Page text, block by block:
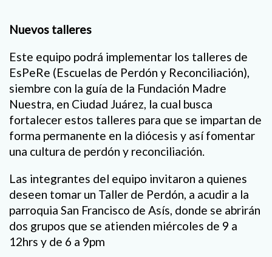
Nuevos talleres
Este equipo podrá implementar los talleres de
EsPeRe (Escuelas de Perdón y Reconciliación),
siembre con la guía de la Fundación Madre
Nuestra, en Ciudad Juárez, la cual busca
fortalecer estos talleres para que se impartan de
forma permanente en la diócesis y así fomentar
una cultura de perdón y reconciliación.
Las integrantes del equipo invitaron a quienes
deseen tomar un Taller de Perdón, a acudir a la
parroquia San Francisco de Asís, donde se abrirán
dos grupos que se atienden miércoles de 9 a
12hrs y de 6 a 9pm